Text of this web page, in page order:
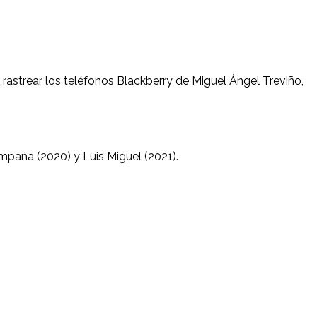
los teléfonos Blackberry de Miguel Ángel Treviño,
(2020) y Luis Miguel (2021).